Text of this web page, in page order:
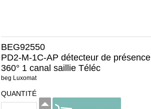
BEG92550
PD2-M-1C-AP détecteur de présence
360° 1 canal saillie Téléc
beg Luxomat
QUANTITÉ